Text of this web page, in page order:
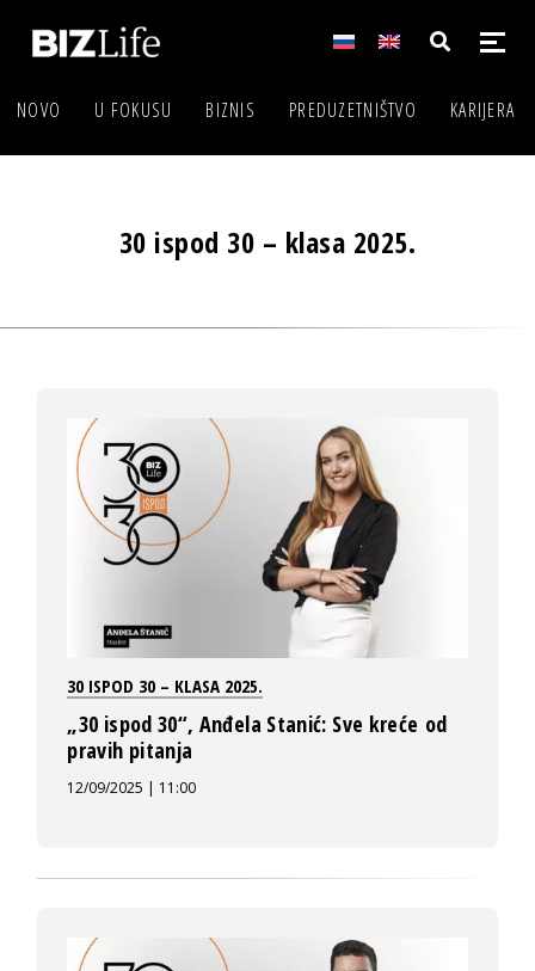
NOVO U FOKUSU BIZNIS PREDUZETNIŠTVO KARIJERA
30 ispod 30 – klasa 2025.
30 ISPOD 30 – KLASA 2025.
„30 ispod 30“, Anđela Stanić: Sve kreće od
pravih pitanja
12/09/2025 | 11:00